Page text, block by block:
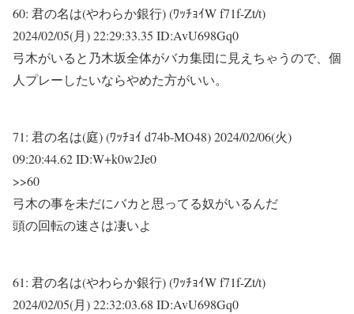
60: 君の名は(やわらか銀行) (ﾜｯﾁｮｲW f71f-Zt/t)
2024/02/05(月) 22:29:33.35 ID:AvU698Gq0
弓木がいると乃木坂全体がバカ集団に見えちゃうので、個
人プレーしたいならやめた方がいい。
71: 君の名は(庭) (ﾜｯﾁｮｲ d74b-MO48)2024/02/06(火)
09:20:44.62 ID:W+k0w2Je0
>>60
弓木の事を未だにバカと思ってる奴がいるんだ
頭の回転の速さは凄いよ
61: 君の名は(やわらか銀行) (ﾜｯﾁｮｲW f71f-Zt/t)
2024/02/05(月) 22:32:03.68 ID:AvU698Gq0